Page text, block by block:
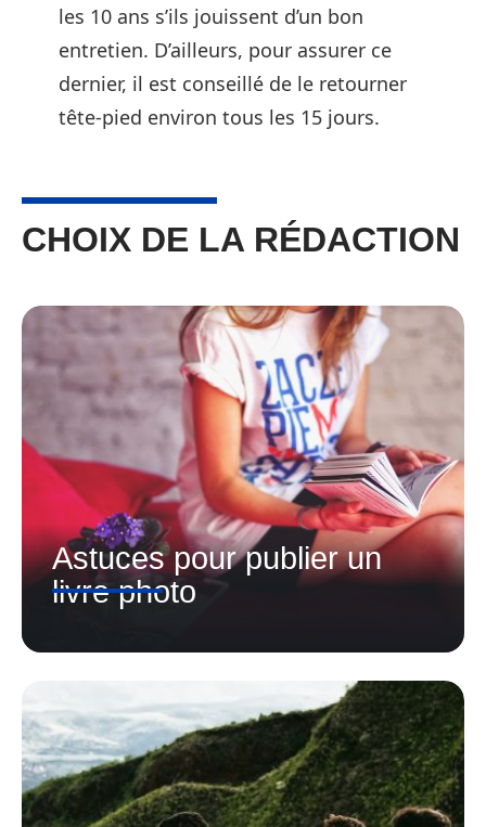
les 10 ans s’ils jouissent d’un bon
entretien. D’ailleurs, pour assurer ce
dernier, il est conseillé de le retourner
tête-pied environ tous les 15 jours.
CHOIX DE LA RÉDACTION
Astuces pour publier un
livre photo